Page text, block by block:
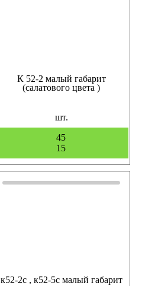
К 52-2 малый габарит
(салатового цвета )
шт.
45
15
к52-2с , к52-5с малый габарит